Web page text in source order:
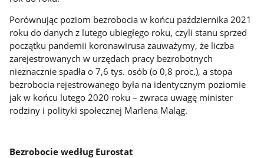
Porównując poziom bezrobocia w końcu października 2021
roku do danych z lutego ubiegłego roku, czyli stanu sprzed
początku pandemii koronawirusa zauważymy, że liczba
zarejestrowanych w urzędach pracy bezrobotnych
nieznacznie spadła o 7,6 tys. osób (o 0,8 proc.), a stopa
bezrobocia rejestrowanego była na identycznym poziomie
jak w końcu lutego 2020 roku – zwraca uwagę minister
rodziny i polityki społecznej Marlena Maląg.
Bezrobocie według Eurostat